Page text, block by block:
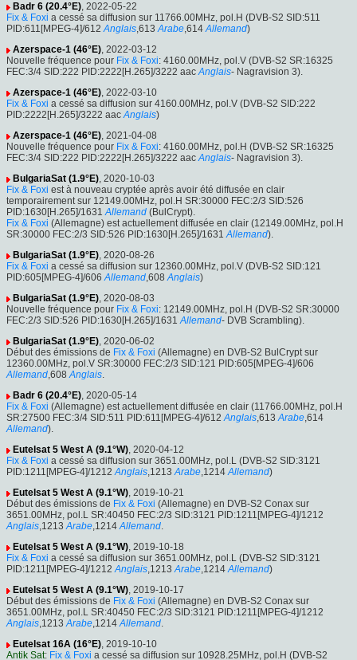
Badr 6 (20.4°E), 2022-05-22
Fix & Foxi a cessé sa diffusion sur 11766.00MHz, pol.H (DVB-S2 SID:511
PID:611[MPEG-4]/612 Anglais,613 Arabe,614 Allemand)
Azerspace-1 (46°E), 2022-03-12
Nouvelle fréquence pour Fix & Foxi: 4160.00MHz, pol.V (DVB-S2 SR:16325
FEC:3/4 SID:222 PID:2222[H.265]/3222 aac Anglais- Nagravision 3).
Azerspace-1 (46°E), 2022-03-10
Fix & Foxi a cessé sa diffusion sur 4160.00MHz, pol.V (DVB-S2 SID:222
PID:2222[H.265]/3222 aac Anglais)
Azerspace-1 (46°E), 2021-04-08
Nouvelle fréquence pour Fix & Foxi: 4160.00MHz, pol.H (DVB-S2 SR:16325
FEC:3/4 SID:222 PID:2222[H.265]/3222 aac Anglais- Nagravision 3).
BulgariaSat (1.9°E), 2020-10-03
Fix & Foxi est à nouveau cryptée après avoir été diffusée en clair
temporairement sur 12149.00MHz, pol.H SR:30000 FEC:2/3 SID:526
PID:1630[H.265]/1631 Allemand (BulCrypt).
Fix & Foxi (Allemagne) est actuellement diffusée en clair (12149.00MHz, pol.H
SR:30000 FEC:2/3 SID:526 PID:1630[H.265]/1631 Allemand).
BulgariaSat (1.9°E), 2020-08-26
Fix & Foxi a cessé sa diffusion sur 12360.00MHz, pol.V (DVB-S2 SID:121
PID:605[MPEG-4]/606 Allemand,608 Anglais)
BulgariaSat (1.9°E), 2020-08-03
Nouvelle fréquence pour Fix & Foxi: 12149.00MHz, pol.H (DVB-S2 SR:30000
FEC:2/3 SID:526 PID:1630[H.265]/1631 Allemand- DVB Scrambling).
BulgariaSat (1.9°E), 2020-06-02
Début des émissions de Fix & Foxi (Allemagne) en DVB-S2 BulCrypt sur
12360.00MHz, pol.V SR:30000 FEC:2/3 SID:121 PID:605[MPEG-4]/606
Allemand,608 Anglais.
Badr 6 (20.4°E), 2020-05-14
Fix & Foxi (Allemagne) est actuellement diffusée en clair (11766.00MHz, pol.H
SR:27500 FEC:3/4 SID:511 PID:611[MPEG-4]/612 Anglais,613 Arabe,614
Allemand).
Eutelsat 5 West A (9.1°W), 2020-04-12
Fix & Foxi a cessé sa diffusion sur 3651.00MHz, pol.L (DVB-S2 SID:3121
PID:1211[MPEG-4]/1212 Anglais,1213 Arabe,1214 Allemand)
Eutelsat 5 West A (9.1°W), 2019-10-21
Début des émissions de Fix & Foxi (Allemagne) en DVB-S2 Conax sur
3651.00MHz, pol.L SR:40450 FEC:2/3 SID:3121 PID:1211[MPEG-4]/1212
Anglais,1213 Arabe,1214 Allemand.
Eutelsat 5 West A (9.1°W), 2019-10-18
Fix & Foxi a cessé sa diffusion sur 3651.00MHz, pol.L (DVB-S2 SID:3121
PID:1211[MPEG-4]/1212 Anglais,1213 Arabe,1214 Allemand)
Eutelsat 5 West A (9.1°W), 2019-10-17
Début des émissions de Fix & Foxi (Allemagne) en DVB-S2 Conax sur
3651.00MHz, pol.L SR:40450 FEC:2/3 SID:3121 PID:1211[MPEG-4]/1212
Anglais,1213 Arabe,1214 Allemand.
Eutelsat 16A (16°E), 2019-10-10
Antik Sat: Fix & Foxi a cessé sa diffusion sur 10928.25MHz, pol.H (DVB-S2